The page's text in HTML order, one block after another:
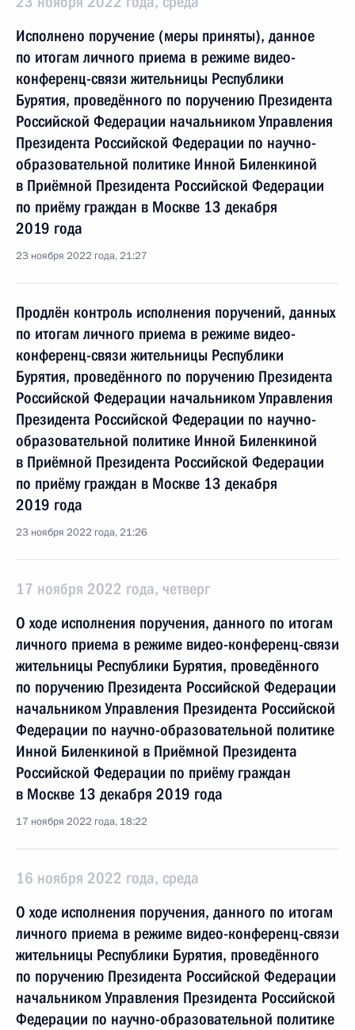
Исполнено поручение (меры приняты), данное
по итогам личного приема в режиме видео-
конференц-связи жительницы Республики
Бурятия, проведённого по поручению Президента
Российской Федерации начальником Управления
Президента Российской Федерации по научно-
образовательной политике Инной Биленкиной
в Приёмной Президента Российской Федерации
по приёму граждан в Москве 13 декабря
2019 года
23 ноября 2022 года, 21:27
Продлён контроль исполнения поручений, данных
по итогам личного приема в режиме видео-
конференц-связи жительницы Республики
Бурятия, проведённого по поручению Президента
Российской Федерации начальником Управления
Президента Российской Федерации по научно-
образовательной политике Инной Биленкиной
в Приёмной Президента Российской Федерации
по приёму граждан в Москве 13 декабря
2019 года
23 ноября 2022 года, 21:26
17 ноября 2022 года, четверг
О ходе исполнения поручения, данного по итогам
личного приема в режиме видео-конференц-связи
жительницы Республики Бурятия, проведённого
по поручению Президента Российской Федерации
начальником Управления Президента Российской
Федерации по научно-образовательной политике
Инной Биленкиной в Приёмной Президента
Российской Федерации по приёму граждан
в Москве 13 декабря 2019 года
17 ноября 2022 года, 18:22
16 ноября 2022 года, среда
О ходе исполнения поручения, данного по итогам
личного приема в режиме видео-конференц-связи
жительницы Республики Бурятия, проведённого
по поручению Президента Российской Федерации
начальником Управления Президента Российской
Федерации по научно-образовательной политике